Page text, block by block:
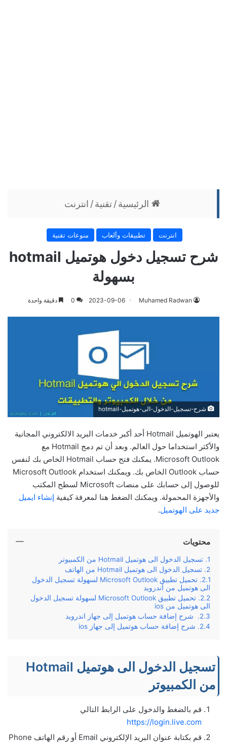
الرئيسية/تقنية/ انترنت
انترنت تطبيقات وألعاب منوعات تقنية
شرح تسجيل دخول هوتميل hotmail
بسهولة
Muhamed Radwan
2023-09-06
0 دقيقة واحدة
شرح-تسجيل-الدخول-الى-هوتميل-hotmail
يعتبر الهوتميل Hotmail أحد أكبر خدمات البريد الالكتروني المجانية
والأكثر استخداما حول العالم. وبعد أن تم دمج Hotmail مع
Microsoft Outlook. يمكنك فتح حساب Hotmail الخاص بك لنفس
حساب Outlook الخاص بك. ويمكنك استخدام Microsoft Outlook
للوصول إلى حسابك على منصات Microsoft لسطح المكتب
والأجهزة المحمولة. ويمكنك الضغط هنا لمعرفة كيفية إنشاء ايميل
جديد على الهوتميل.
محتويات
تسجيل الدخول الى هوتميل Hotmail من الكمبيوتر
تسجيل الدخول الى هوتميل Hotmail من الهاتف
تحميل تطبيق Microsoft Outlook لسهولة تسجيل الدخول
الى هوتميل من أندرويد
تحميل تطبيق Microsoft Outlook لسهولة تسجيل الدخول
الى هوتميل من ios
شرح إضافة حساب هوتميل إلى جهاز اندرويد
شرح إضافة حساب هوتميل إلى جهاز ios
تسجيل الدخول الى هوتميل Hotmail
من الكمبيوتر
قم بالضغط والدخول على الرابط التالي
https://login.live.com
قم بكتابة عنوان البريد الإلكتروني Email أو رقم الهاتف Phone